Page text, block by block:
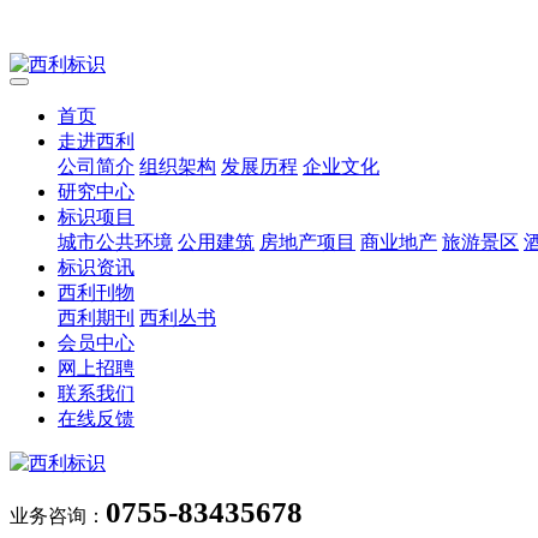
首页
走进西利
公司简介 组织架构 发展历程 企业文化
研究中心
标识项目
城市公共环境 公用建筑 房地产项目 商业地产 旅游景区
标识资讯
西利刊物
西利期刊 西利丛书
会员中心
网上招聘
联系我们
在线反馈
业务咨询： 0755-83435678